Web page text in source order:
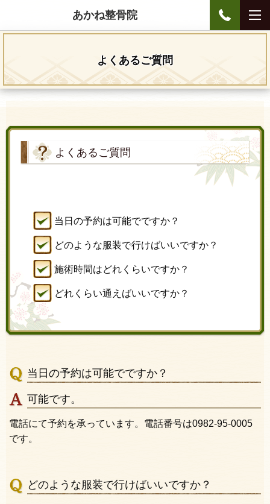
あかね整骨院
よくあるご質問
よくあるご質問
当日の予約は可能でですか？
どのような服装で行けばいいですか？
施術時間はどれくらいですか？
どれくらい通えばいいですか？
当日の予約は可能でですか？
可能です。
電話にて予約を承っています。電話番号は0982-95-0005
です。
どのような服装で行けばいいですか？